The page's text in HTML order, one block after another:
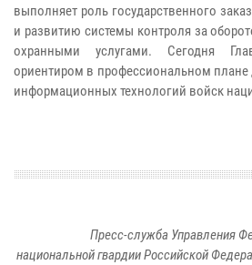
выполняет роль государственного
и развитию системы контроля за
охранными услугами. Сегодня
ориентиром в профессиональном плане
информационных технологий войск
Пресс-служба Управления
национальной гвардии Российской